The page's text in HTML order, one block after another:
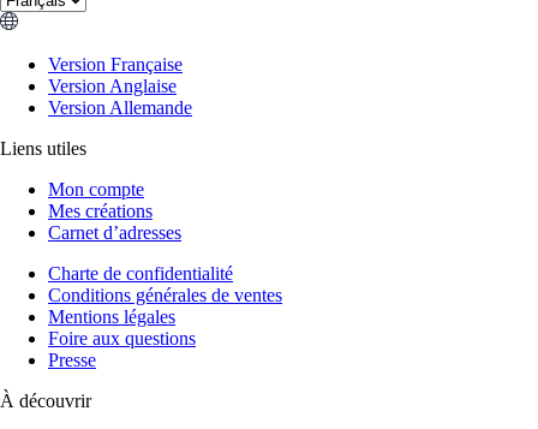
Version Française
Version Anglaise
Version Allemande
Liens utiles
Mon compte
Mes créations
Carnet d’adresses
Charte de confidentialité
Conditions générales de ventes
Mentions légales
Foire aux questions
Presse
À découvrir